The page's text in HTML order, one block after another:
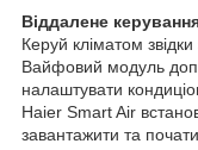
Віддалене
Керуй кліматом
Вайфовий модуль
налаштувати
Haier Smart Air
завантажити та